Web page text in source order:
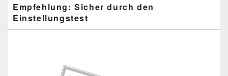
Empfehlung: Sicher durch den
Einstellungstest